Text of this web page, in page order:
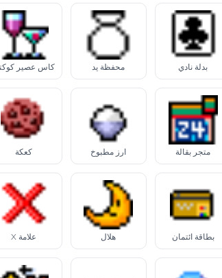
بدلة نادي محفظة يد
متجر بقالة أرز مطبوخ كعكة
بطاقة ائتمان هلال علامة X